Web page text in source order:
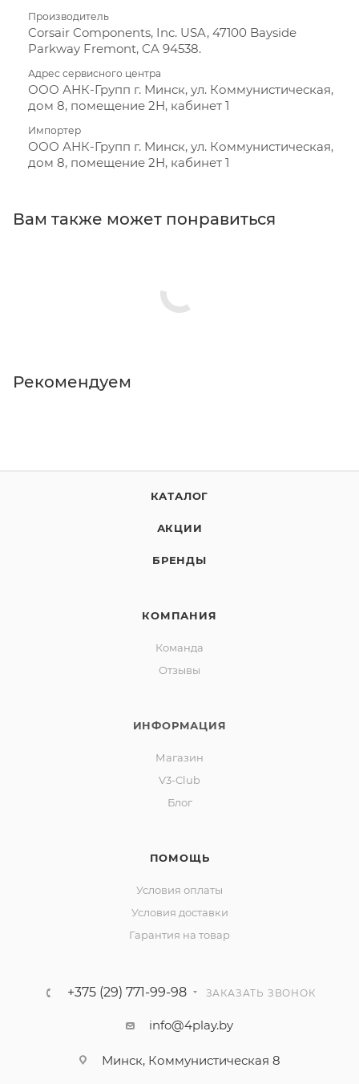
Производитель
Corsair Components, Inc. USA, 47100 Bayside
Parkway Fremont, CA 94538.
Адрес сервисного центра
ООО АНК-Групп г. Минск, ул. Коммунистическая,
дом 8, помещение 2Н, кабинет 1
Импортер
ООО АНК-Групп г. Минск, ул. Коммунистическая,
дом 8, помещение 2Н, кабинет 1
Вам также может понравиться
Рекомендуем
КАТАЛОГ
АКЦИИ
БРЕНДЫ
КОМПАНИЯ
Команда
Отзывы
ИНФОРМАЦИЯ
Магазин
V3-Club
Блог
ПОМОЩЬ
Условия оплаты
Условия доставки
Гарантия на товар
+375 (29) 771-99-98 ЗАКАЗАТЬ ЗВОНОК
info@4play.by
Минск, Коммунистическая 8